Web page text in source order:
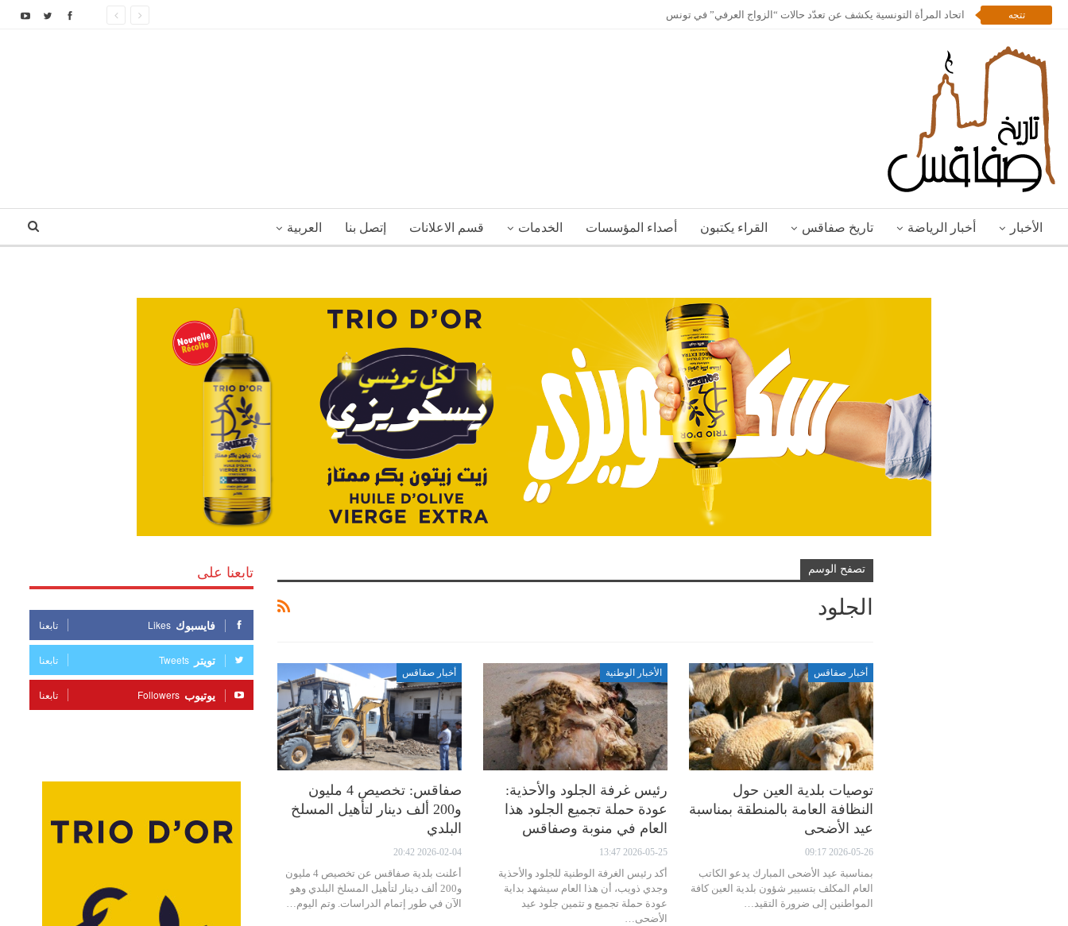
تتجه اتحاد المرأة التونسية يكشف عن تعدّد حالات “الزواج العرفي” في تونس
الأخبار أخبار الرياضة تاريخ صفاقس القراء يكتبون أصداء المؤسسات الخدمات قسم الاعلانات إتصل بنا العربية
تصفح الوسم
الجلود
أخبار صفاقس
توصيات بلدية العين حول
النظافة العامة بالمنطقة بمناسبة
عيد الأضحى
2026-05-26 09:17
بمناسبة عيد الأضحى المبارك يدعو الكاتب
العام المكلف بتسيير شؤون بلدية العين كافة
المواطنين إلى ضرورة التقيد…
الأخبار الوطنية
رئيس غرفة الجلود والأحذية:
عودة حملة تجميع الجلود هذا
العام في منوبة وصفاقس
2026-05-25 13:47
أكد رئيس الغرفة الوطنية للجلود والأحذية
وجدي ذويب، أن هذا العام سيشهد بداية
عودة حملة تجميع و تثمين جلود عيد
الأضحى…
أخبار صفاقس
صفاقس: تخصيص 4 مليون
و200 ألف دينار لتأهيل المسلخ
البلدي
2026-02-04 20:42
أعلنت بلدية صفاقس عن تخصيص 4 مليون
و200 ألف دينار لتأهيل المسلخ البلدي وهو
الآن في طور إتمام الدراسات. وتم اليوم…
تابعنا على
فايسبوك Likes تابعنا
تويتر Tweets تابعنا
يوتيوب Followers تابعنا